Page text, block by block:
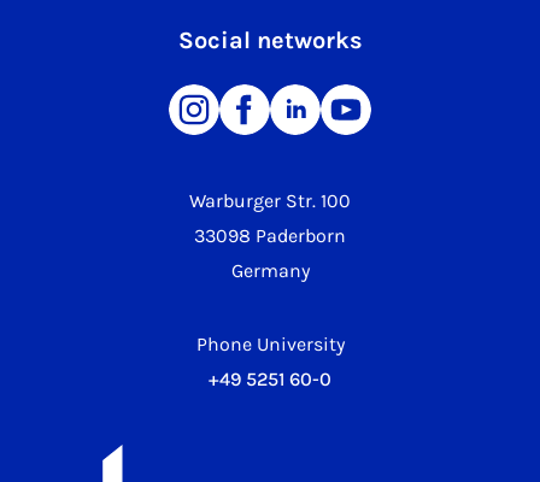
Warburger Str. 100
33098 Paderborn
Germany
Phone University
+49 5251 60-0
Social networks